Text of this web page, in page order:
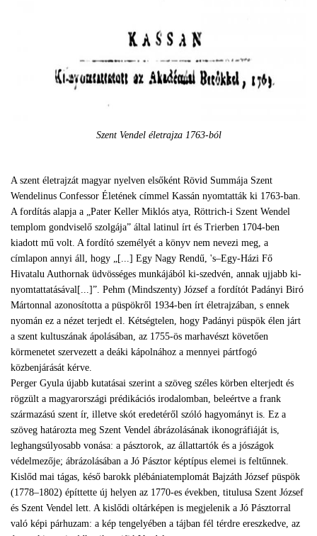
Szent Vendel életrajza 1763-ból
A szent életrajzát magyar nyelven elsőként Rövid Summája Szent
Wendelinus Confessor Életének címmel Kassán nyomtatták ki 1763-ban.
A fordítás alapja a „Pater Keller Miklós atya, Röttrich-i Szent Wendel
templom gondviselő szolgája” által latinul írt és Trierben 1704-ben
kiadott mű volt. A fordító személyét a könyv nem nevezi meg, a
címlapon annyi áll, hogy „[...] Egy Nagy Rendű, 's–Egy-Házi Fő
Hivatalu Authornak üdvösséges munkájából ki-szedvén, annak ujjabb ki-
nyomtattatásával[...]”. Pehm (Mindszenty) József a fordítót Padányi Biró
Mártonnal azonosította a püspökről 1934-ben írt életrajzában, s ennek
nyomán ez a nézet terjedt el. Kétségtelen, hogy Padányi püspök élen járt
a szent kultuszának ápolásában, az 1755-ös marhavészt követően
körmenetet szervezett a deáki kápolnához a mennyei pártfogó
közbenjárását kérve.
Perger Gyula újabb kutatásai szerint a szöveg széles körben elterjedt és
rögzült a magyarországi prédikációs irodalomban, beleértve a frank
származású szent ír, illetve skót eredetéről szóló hagyományt is. Ez a
szöveg határozta meg Szent Vendel ábrázolásának ikonográfiáját is,
leghangsúlyosabb vonása: a pásztorok, az állattartók és a jószágok
védelmezője; ábrázolásában a Jó Pásztor képtípus elemei is feltűnnek.
Kislőd mai tágas, késő barokk plébániatemplomát Bajzáth József püspök
(1778–1802) építtette új helyen az 1770-es években, titulusa Szent József
és Szent Vendel lett. A kislődi oltárképen is megjelenik a Jó Pásztorral
való képi párhuzam: a kép tengelyében a tájban fél térdre ereszkedve, az